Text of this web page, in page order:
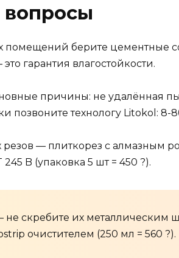
помещений берите цементные
гарантия влагостойкости.
причины: не удалённая
технологу Litokol: 8-
— плиткорез с алмазным
B (упаковка 5 шт = 450 ?).
не скребите их
очистителем (250 мл = 560 ?).